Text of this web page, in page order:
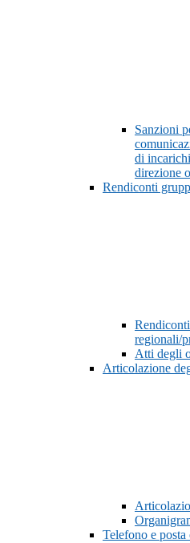
Sanzioni
di
direzione
Rendiconti
regionali/
Atti degli
Articolazione
Telefono e posta